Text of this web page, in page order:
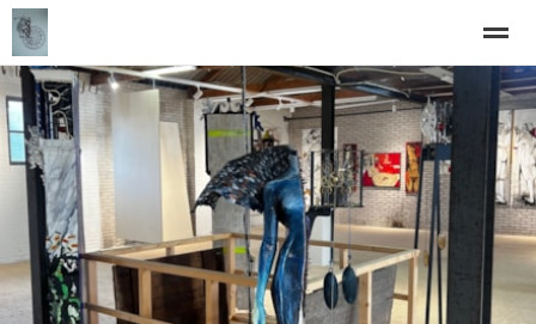
Home Verkoop Onderhoud: 'eenvoudige' klok
Home Zoeken Nieuws Pagina's